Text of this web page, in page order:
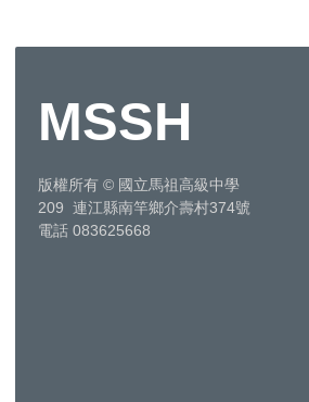
MSSH
版權所有 © 國立馬祖高級中學
209 連江縣南竿鄉介壽村374號
電話 083625668